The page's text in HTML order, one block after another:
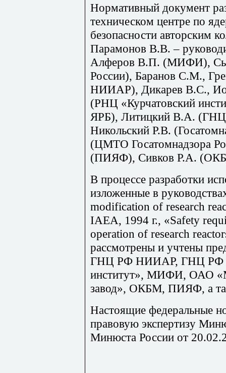
Нормативный документ
техническом центре по
безопасности авторским
Парамонов В.В. –
Алферов В.П. (МИФИ),
России), Баранов С.М.,
НИИАР), Дикарев В.С.,
(РНЦ «Курчатовский
ЯРБ), Литицкий В.А.
Никольский Р.В.
(ЦМТО Госатомнадзора
(ПИЯФ), Сивков Р.А.
В процессе разработки
изложенные в
modification of research
IAEA, 1994 г., «Safety
operation of research
рассмотрены и учтены
ГНЦ РФ НИИАР, ГНЦ РФ
институт», МИФИ, ОАО
завод», ОКБМ, ПИЯФ, а
Настоящие федеральные
правовую экспертизу
Минюста России от